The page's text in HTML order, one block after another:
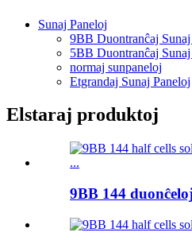
Sunaj Paneloj
9BB Duontranĉaj Sunaj
5BB Duontranĉaj Sunaj
normaj sunpaneloj
Etgrandaj Sunaj Paneloj
Elstaraj produktoj
9BB 144